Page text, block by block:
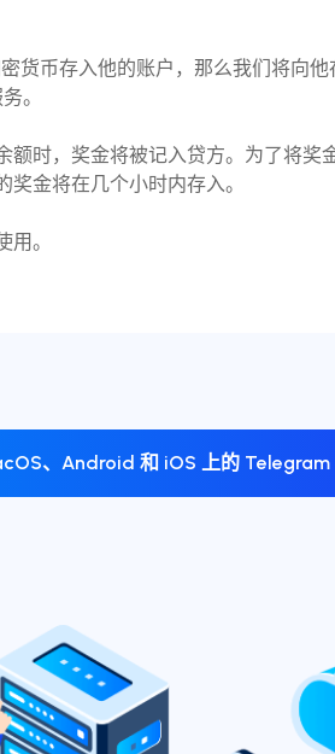
货币存入他的账户，那么我们将向他
。
额时，奖金将被记入贷方。为了将奖
金将在几个小时内存入。
。
、Android 和 iOS 上的 Telegram